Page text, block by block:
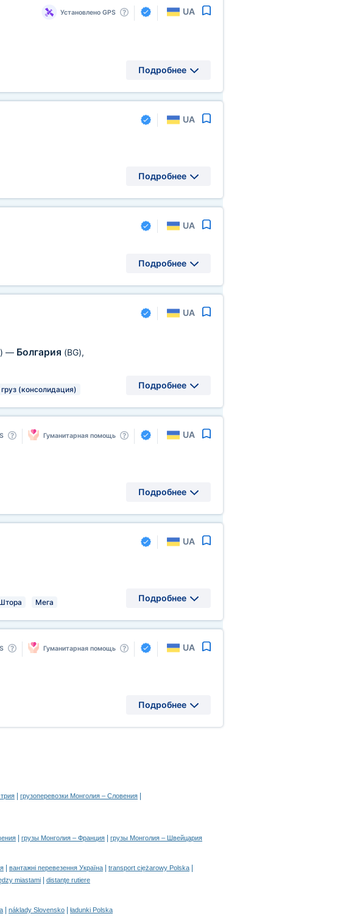
Установлено GPS UA
Подробнее
UA
Подробнее
UA
Подробнее
UA
— Болгария (BG),
(консолидация) Подробнее
Гуманитарная помощь UA
Подробнее
UA
Мега Подробнее
Гуманитарная помощь UA
Подробнее
грузоперевозки Монголия – Словения
грузы Монголия – Франция грузы Монголия – Швейцария
вантажні перевезення Україна transport ciężarowy Polska
miastami distanţe rutiere
náklady Slovensko ładunki Polska